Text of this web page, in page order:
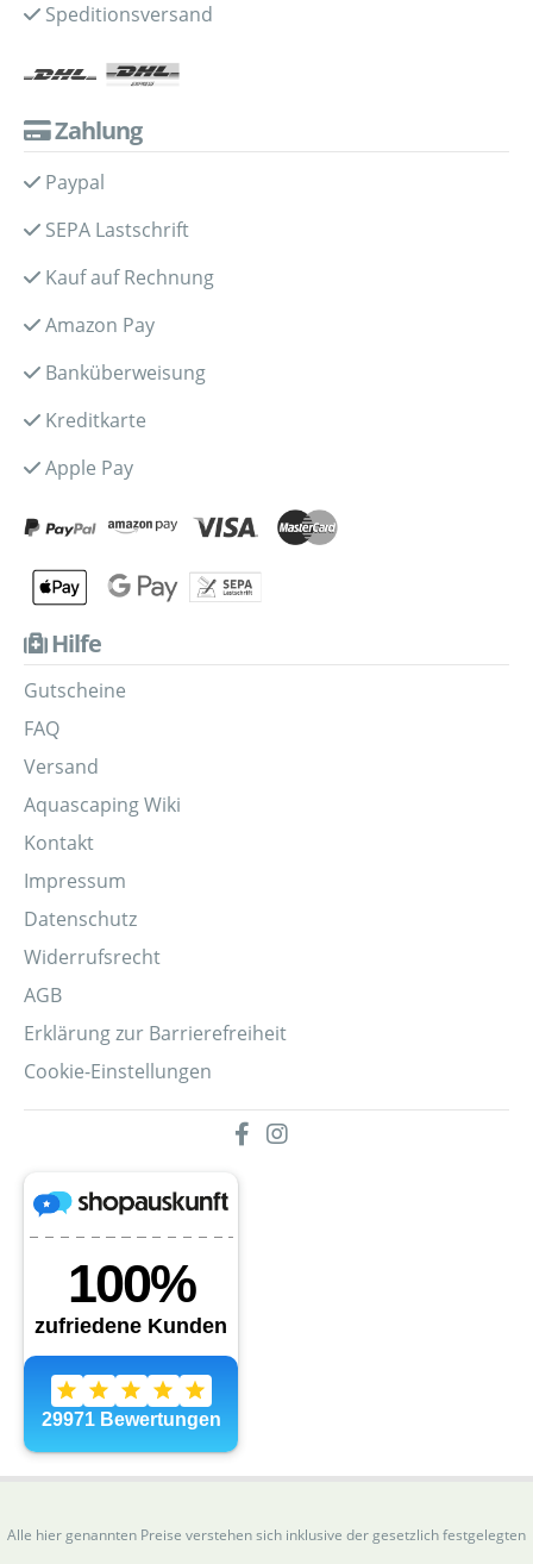
Speditionsversand
Zahlung
Paypal
SEPA Lastschrift
Kauf auf Rechnung
Amazon Pay
Banküberweisung
Kreditkarte
Apple Pay
Hilfe
Gutscheine
FAQ
Versand
Aquascaping Wiki
Kontakt
Impressum
Datenschutz
Widerrufsrecht
AGB
Erklärung zur Barrierefreiheit
Cookie-Einstellungen
Alle hier genannten Preise verstehen sich inklusive der gesetzlich festgelegten